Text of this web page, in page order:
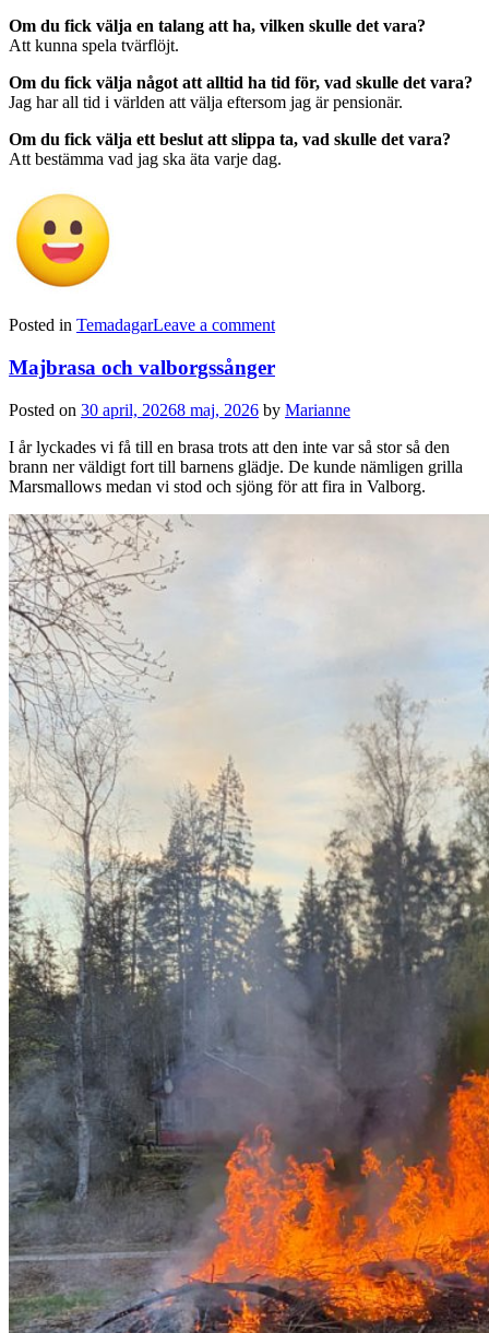
Om du fick välja en talang att ha, vilken skulle det vara?
Att kunna spela tvärflöjt.
Om du fick välja något att alltid ha tid för, vad skulle det vara?
Jag har all tid i världen att välja eftersom jag är pensionär.
Om du fick välja ett beslut att slippa ta, vad skulle det vara?
Att bestämma vad jag ska äta varje dag.
Posted in TemadagarLeave a comment
Majbrasa och valborgssånger
Posted on 30 april, 20268 maj, 2026 by Marianne
I år lyckades vi få till en brasa trots att den inte var så stor så den
brann ner väldigt fort till barnens glädje. De kunde nämligen grilla
Marsmallows medan vi stod och sjöng för att fira in Valborg.